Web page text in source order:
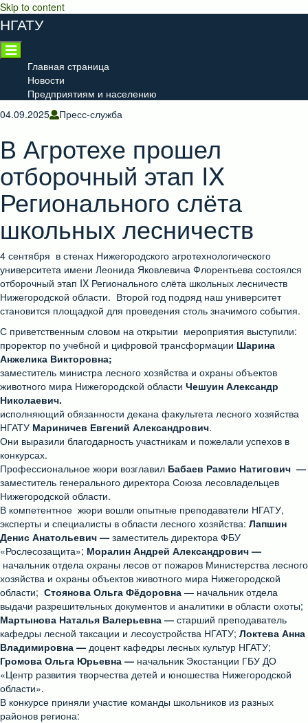
Skip to content
НГАТУ
Главная страница
Новости
Предприятиям и населению
04.09.2025
Пресс-служба
В Агротехе прошел
отборочный этап IX
Регионального слёта
школьных лесничеств
4 сентября в стенах Нижегородского агротехнологического
университета имени Леонида Яковлевича Флорентьева состоялся
отборочный этап IX Регионального слёта школьных лесничеств
Нижегородской области. Второй год подряд наш университет
становится площадкой для проведения столь значимого события.
С приветственным словом на открытии мероприятия выступили:
проректор по учебной и цифровой трансформации Шарина
Анжелика Викторовна;
заместитель министра лесного хозяйства и охраны объектов
животного мира Нижегородской области Чешуин Александр
Николаевич.
исполняющий обязанности декана факультета лесного хозяйства
НГАТУ Мариничев Евгений Александрович.
Они выразили благодарность участникам и пожелали успехов в
конкурсах.
Профессиональное жюри возглавил Бабаев Рамис Натигович —
заместитель генерального директора Союза лесовладельцев
Нижегородской области.
В компетентное жюри вошли опытные преподаватели НГАТУ,
эксперты и специалисты в области лесного хозяйства: Лапшин
Денис Анатольевич — заместитель директора ФБУ
«Рослесозащита»; Моралин Андрей Александрович —
начальник отдела охраны лесов от пожаров Министерства лесного
хозяйства и охраны объектов животного мира Нижегородской
области; Стоянова Ольга Фёдоровна — начальник отдела
выдачи разрешительных документов и аналитики в области охоты;
Мартынова Наталья Валерьевна — старший преподаватель
кафедры лесной таксации и лесоустройства НГАТУ; Локтева Анна
Владимировна — доцент кафедры лесных культур НГАТУ;
Громова Ольга Юрьевна — начальник Экостанции ГБУ ДО
«Центр развития творчества детей и юношества Нижегородской
области».
В конкурсе приняли участие команды школьников из разных
районов региона: